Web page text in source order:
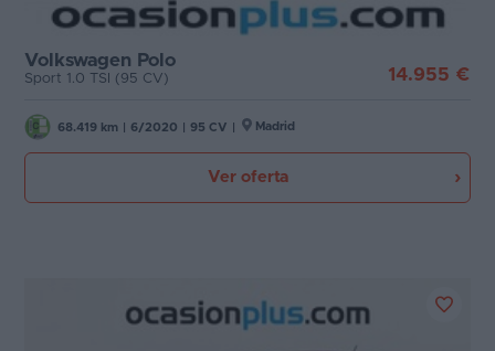
Volkswagen Polo
Sport 1.0 TSI (95 CV) 14.955 €
68.419 km 6/2020 95 CV Madrid
Ver oferta